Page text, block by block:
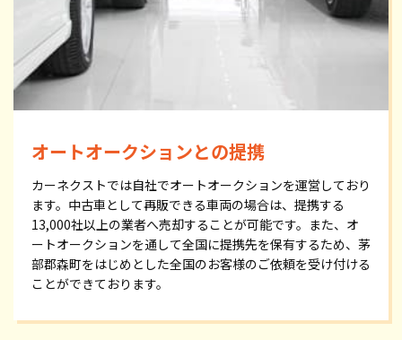
オートオークションとの提携
カーネクストでは自社でオートオークションを運営しており
ます。中古車として再販できる車両の場合は、提携する
13,000社以上の業者へ売却することが可能です。また、オ
ートオークションを通して全国に提携先を保有するため、茅
部郡森町をはじめとした全国のお客様のご依頼を受け付ける
ことができております。